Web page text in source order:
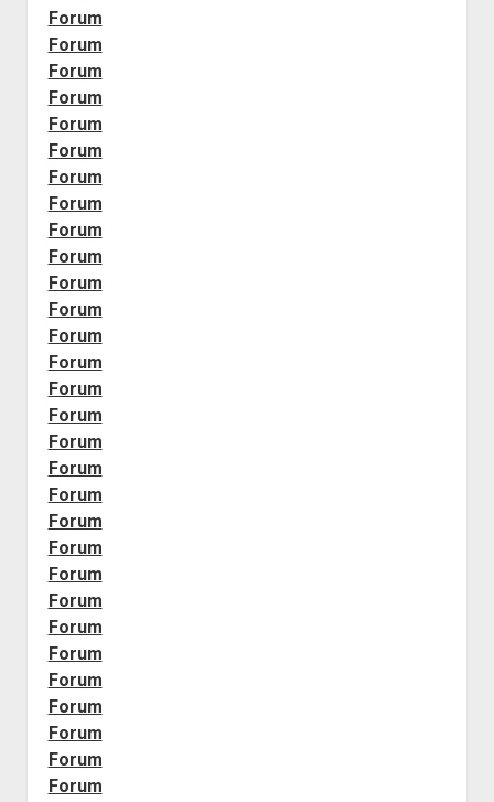
Forum
Forum
Forum
Forum
Forum
Forum
Forum
Forum
Forum
Forum
Forum
Forum
Forum
Forum
Forum
Forum
Forum
Forum
Forum
Forum
Forum
Forum
Forum
Forum
Forum
Forum
Forum
Forum
Forum
Forum